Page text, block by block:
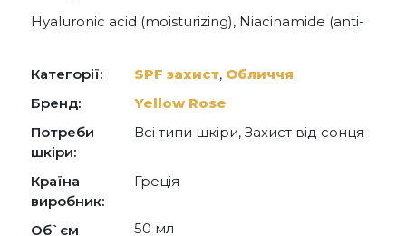
Hyaluronic acid (moisturizing), Niacinamide (anti-
Red Grape stem cell extract (antioxidant, against
anti-photoaging), Betaine (osmoprotectant,
moisturizing), Trehalose (moisturizing), Licorice
extract (antioxidant against discoloration and
pores), Panthenol and Allantoin.
Категорії: SPF захист, Обличчя
Бренд:
Yellow Rose
Потреби
шкіри:
Всі типи шкіри, Захист від сонця
Країна
виробник:
Греція
Об`єм 50 мл